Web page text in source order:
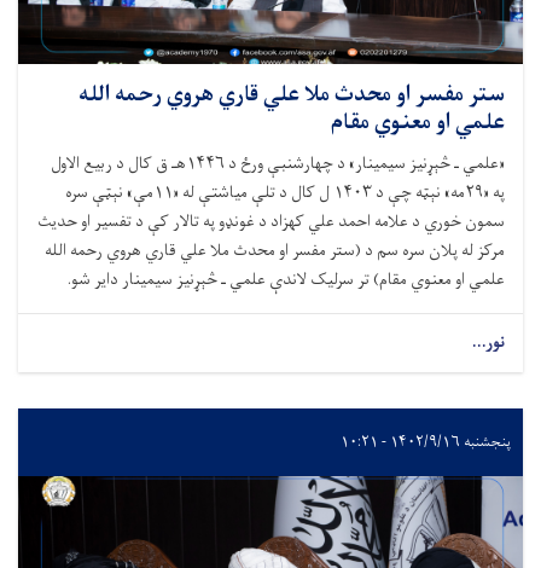
ستر مفسر او محدث ملا علي قاري هروي رحمه الله
علمي او معنوي مقام
«علمي ـ څېړنيز سیمینار» د چهارشنبې ورځ د ۱۴۴۶هـ ق کال د ربیع الاول
په «۲۹مه» نېټه چې د ۱۴۰۳ ل کال د تلې میاشتې له «۱۱مې» نېټې سره
سمون خوري د علامه احمد علي کهزاد د غونډو په تالار کې د تفسیر او حدیث
مرکز له پلان سره سم د (ستر مفسر او محدث ملا علي قاري هروي رحمه الله
علمي او معنوي مقام) تر سرلیک لاندې علمي ـ څېړنيز سیمینار دایر شو.
نور...
پنجشنبه ۱۴۰۲/۹/۱۶ - ۱۰:۲۱